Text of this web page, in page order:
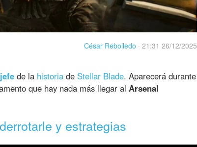
César Rebolledo · 21:31 26/12/2025
jefe de la historia de Stellar Blade. Aparecerá durante
que hay nada más llegar al Arsenal
y estrategias